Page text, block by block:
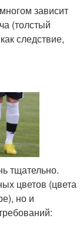
зависит
(толстый
следствие,
тщательно.
цветов (цвета
но и